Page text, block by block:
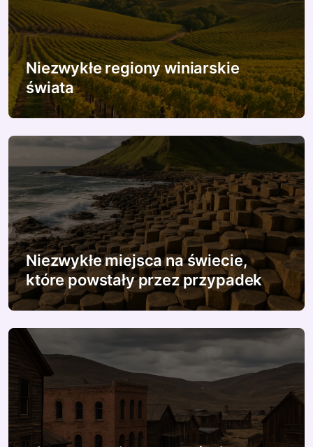
j
a
w
p
i
u
Niezwykłe regiony winiarskie
świata
Niezwykłe miejsca na świecie,
które powstały przez przypadek